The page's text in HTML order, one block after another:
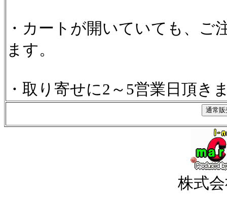
・カートが開いていても、ご
ます。
・取り寄せに2～5営業日頂き
株式